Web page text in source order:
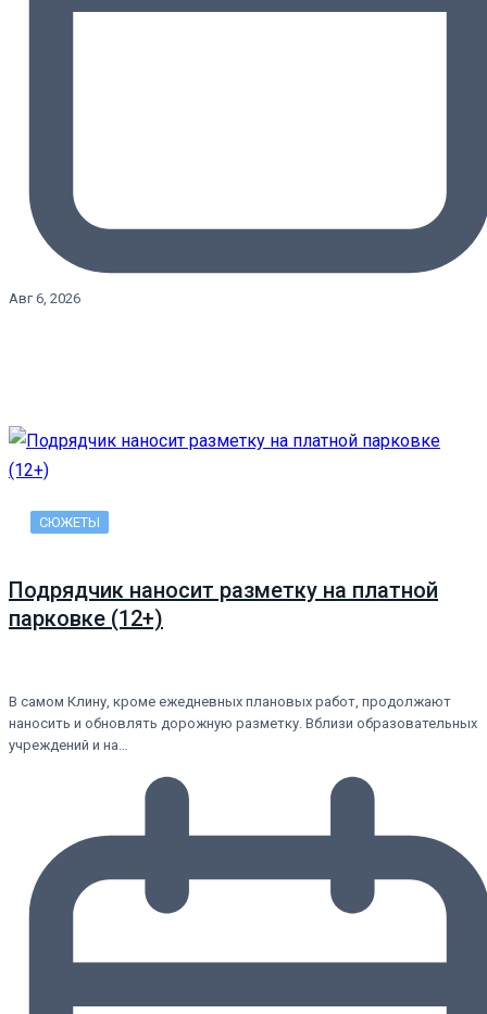
Авг 6, 2026
СЮЖЕТЫ
Подрядчик наносит разметку на платной
парковке (12+)
В самом Клину, кроме ежедневных плановых работ, продолжают
наносить и обновлять дорожную разметку. Вблизи образовательных
учреждений и на…